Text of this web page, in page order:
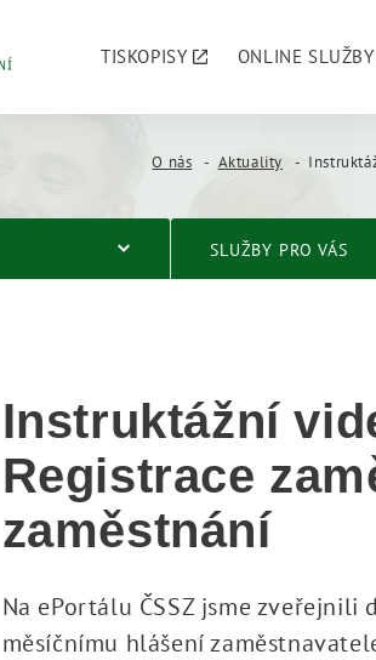
TISKOPISY ONLINE SLUŽBY
O nás Aktuality Instruktážní
SLUŽBY PRO VÁS
Instruktážní
Registrace
zaměstnání
Na ePortálu ČSSZ jsme
měsíčnímu hlášení